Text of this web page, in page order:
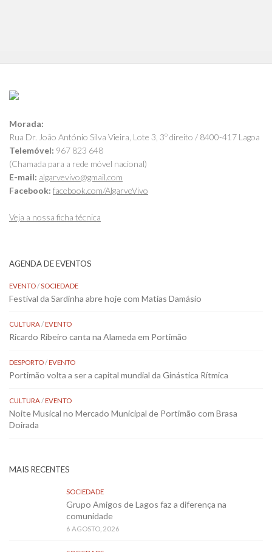
Morada:
Rua Dr. João António Silva Vieira, Lote 3, 3º direito / 8400-417 Lagoa
Telemóvel: 967 823 648
(Chamada para a rede móvel nacional)
E-mail: algarvevivo@gmail.com
Facebook: facebook.com/AlgarveVivo
Veja a nossa ficha técnica
AGENDA DE EVENTOS
EVENTO/SOCIEDADE
Festival da Sardinha abre hoje com Matias Damásio
CULTURA/EVENTO
Ricardo Ribeiro canta na Alameda em Portimão
DESPORTO/EVENTO
Portimão volta a ser a capital mundial da Ginástica Rítmica
CULTURA/EVENTO
Noite Musical no Mercado Municipal de Portimão com Brasa
Doirada
MAIS RECENTES
SOCIEDADE
Grupo Amigos de Lagos faz a diferença na
comunidade
6 AGOSTO, 2026